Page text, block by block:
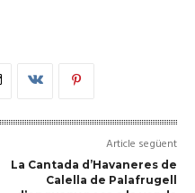
Article següent
La Cantada d’Havaneres de
Calella de Palafrugell